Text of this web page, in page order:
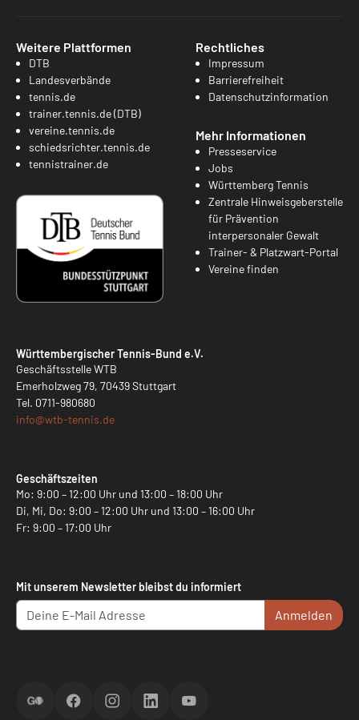
Weitere Plattformen
DTB
Landesverbände
tennis.de
trainer.tennis.de (DTB)
vereine.tennis.de
schiedsrichter.tennis.de
tennistrainer.de
Rechtliches
Impressum
Barrierefreiheit
Datenschutzinformation
Mehr Informationen
Presseservice
Jobs
Württemberg Tennis
Zentrale Hinweisgeberstelle
für Prävention
interpersonaler Gewalt
Trainer- & Platzwart-Portal
Vereine finden
Württembergischer Tennis-Bund e.V.
Geschäftsstelle WTB
Emerholzweg 79, 70439 Stuttgart
Tel. 0711-980680
info@wtb-tennis.de
Geschäftszeiten
Mo: 9:00 – 12:00 Uhr und 13:00 – 18:00 Uhr
Di, Mi, Do: 9:00 – 12:00 Uhr und 13:00 – 16:00 Uhr
Fr: 9:00 – 17:00 Uhr
Mit unserem Newsletter bleibst du informiert
Anmelden
ScoreGOFacebookInstagramLinkedInYouTube